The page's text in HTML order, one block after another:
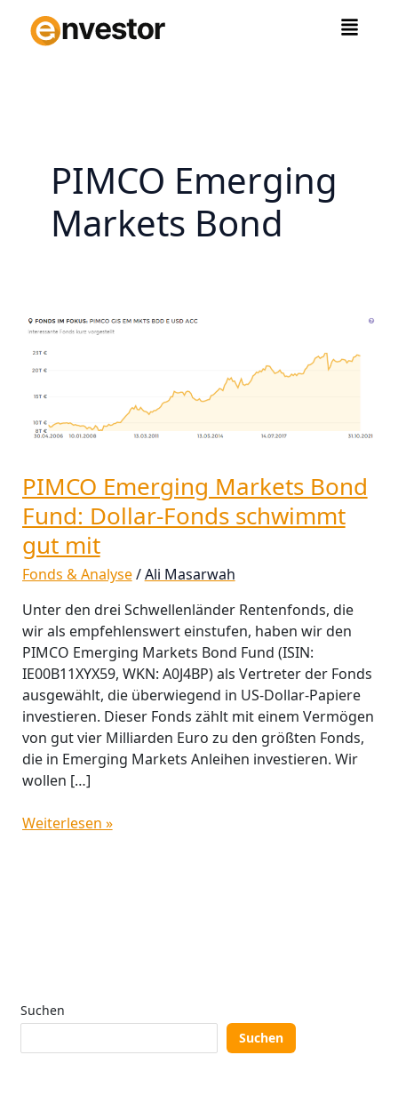
Inhalt
springen
PIMCO Emerging
Markets Bond
PIMCO Emerging Markets Bond
Fund: Dollar-Fonds schwimmt
gut mit
Fonds & Analyse/Ali Masarwah
Unter den drei Schwellenländer Rentenfonds, die
wir als empfehlenswert einstufen, haben wir den
PIMCO Emerging Markets Bond Fund (ISIN:
IE00B11XYX59, WKN: A0J4BP) als Vertreter der Fonds
ausgewählt, die überwiegend in US-Dollar-Papiere
investieren. Dieser Fonds zählt mit einem Vermögen
von gut vier Milliarden Euro zu den größten Fonds,
die in Emerging Markets Anleihen investieren. Wir
wollen […]
PIMCO
Markets
Dollar-
gut
mit
Weiterlesen »
Suchen
Suchen